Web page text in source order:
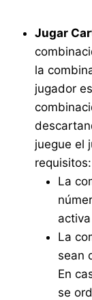
Jugar
la
jugador
juegue el
requisitos:
La
La
sean
En
se